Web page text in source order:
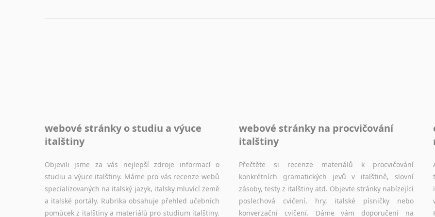
webové stránky o studiu a výuce
italštiny
Objevili jsme za vás nejlepší zdroje informací o
studiu a výuce italštiny. Máme pro vás recenze webů
specializovaných na italský jazyk, italsky mluvící země
a italské portály. Rubrika obsahuje přehled učebních
pomůcek z italštiny a materiálů pro studium italštiny.
webové stránky na procvičování
italštiny
Přečtěte si recenze materiálů k procvičování
konkrétních gramatických jevů v italštině, slovní
zásoby, testy z italštiny atd. Objevte stránky nabízející
poslechová cvičení, hry, italské písničky nebo
konverzační cvičení. Dáme vám doporučení na